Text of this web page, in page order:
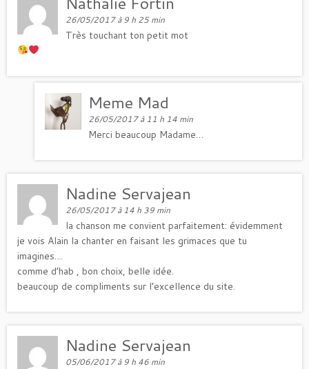
26/05/2017 à 9 h 25 min
Très touchant ton petit mot
Meme Mad
26/05/2017 à 11 h 14 min
Merci beaucoup Madame…
Nadine Servajean
26/05/2017 à 14 h 39 min
la chanson me convient parfaitement: évidemment
je vois Alain la chanter en faisant les grimaces que tu
imagines…
comme d’hab , bon choix, belle idée.
beaucoup de compliments sur l’excellence du site.
Nadine Servajean
05/06/2017 à 9 h 46 min